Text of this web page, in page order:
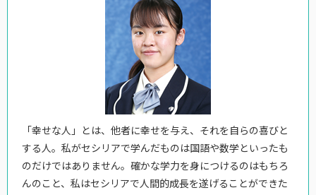
「幸せな人」とは、他者に幸せを与え、それを自らの喜びと
する人。私がセシリアで学んだものは国語や数学といったも
のだけではありません。確かな学力を身につけるのはもちろ
んのこと、私はセシリアで人間的成長を遂げることができた